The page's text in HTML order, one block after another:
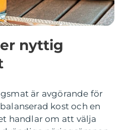
nyttig
är avgörande för
kost och en
handlar om att välja